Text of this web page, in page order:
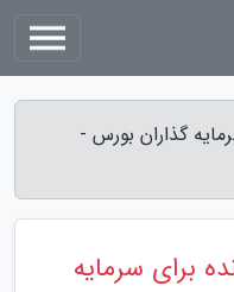
سرمایه گذاران بورس -
برای سرمایه